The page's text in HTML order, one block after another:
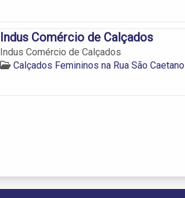
Indus Comércio de Calçados
Indus Comércio de Calçados
Calçados Femininos na Rua São Caetano